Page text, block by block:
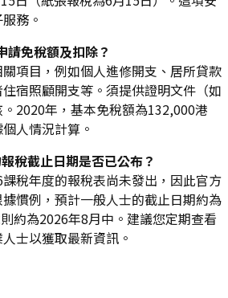
務。
請免稅額及扣除？
項目，例如個人進修開支、居所貸款
宿照顧開支等。須提供證明文件（如
2020年，基本免稅額為132,000港
人情況計算。
稅截止日期是否已公布？
稅年度的報稅表尚未發出，因此官方
慣例，預計一般人士的截止日期約為
約為2026年8月中。建議您定期查看
士以獲取最新資訊。